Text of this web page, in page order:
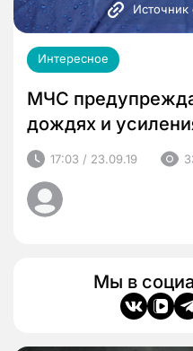
Источник
Интересное
МЧС
дождях и
17:03 / 23.09.19
Мы в